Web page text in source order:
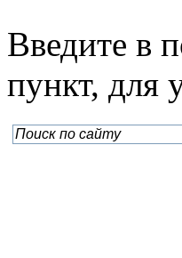
Введите в
пункт, для